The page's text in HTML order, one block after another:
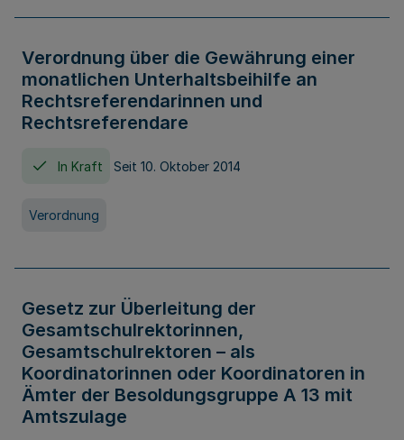
Verordnung über die Gewährung einer
monatlichen Unterhaltsbeihilfe an
Rechtsreferendarinnen und
Rechtsreferendare
In Kraft Seit 10. Oktober 2014
Verordnung
Gesetz zur Überleitung der
Gesamtschulrektorinnen,
Gesamtschulrektoren – als
Koordinatorinnen oder Koordinatoren in
Ämter der Besoldungsgruppe A 13 mit
Amtszulage